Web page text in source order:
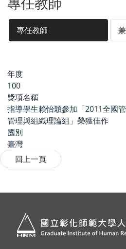
專任教師
年度
100
獎項名稱
指導學生賴怡穎參加「2011全國
管理與組織理論組」榮獲佳作
國別
臺灣